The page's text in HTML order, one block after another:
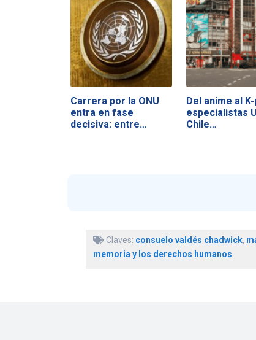
Carrera por la ONU
entra en fase
decisiva: entre…
Del anime al
especialistas
Chile…
Claves: consuelo valdés chadwick,
memoria y los derechos humanos